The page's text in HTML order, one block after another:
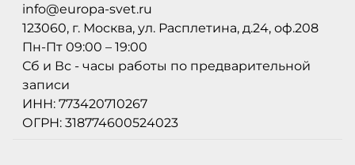
info@europa-svet.ru
123060, г. Москва, ул. Расплетина, д.24, оф.208
Пн-Пт 09:00 – 19:00
Сб и Вс - часы работы по предварительной
записи
ИНН: 773420710267
ОГРН: 318774600524023